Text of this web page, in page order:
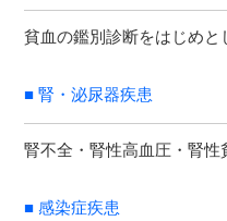
貧血の鑑別診断をはじめと
■ 腎・泌尿器疾患
腎不全・腎性高血圧・腎性
■ 感染症疾患